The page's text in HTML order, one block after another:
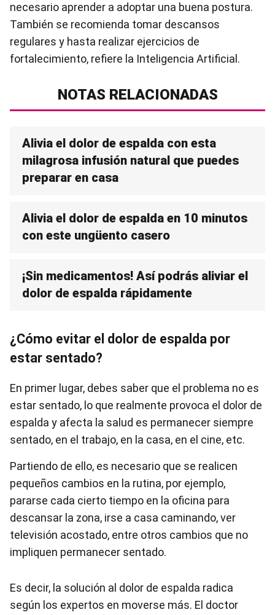
necesario aprender a adoptar una buena postura.
También se recomienda tomar descansos
regulares y hasta realizar ejercicios de
fortalecimiento, refiere la Inteligencia Artificial.
NOTAS RELACIONADAS
Alivia el dolor de espalda con esta
milagrosa infusión natural que puedes
preparar en casa
Alivia el dolor de espalda en 10 minutos
con este ungüento casero
¡Sin medicamentos! Así podrás aliviar el
dolor de espalda rápidamente
¿Cómo evitar el dolor de espalda por
estar sentado?
En primer lugar, debes saber que el problema no es
estar sentado, lo que realmente provoca el dolor de
espalda y afecta la salud es permanecer siempre
sentado, en el trabajo, en la casa, en el cine, etc.
Partiendo de ello, es necesario que se realicen
pequeños cambios en la rutina, por ejemplo,
pararse cada cierto tiempo en la oficina para
descansar la zona, irse a casa caminando, ver
televisión acostado, entre otros cambios que no
impliquen permanecer sentado.
Es decir, la solución al dolor de espalda radica
según los expertos en moverse más. El doctor